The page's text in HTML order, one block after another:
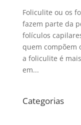
Foliculite ou os
fazem parte da
folículos
quem compõem
a foliculite é
em...
Categorias